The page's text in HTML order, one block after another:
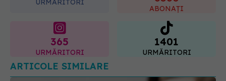
365 1401
ARTICOLE SIMILARE